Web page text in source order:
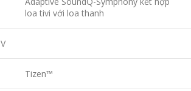
loa tivi với loa thanh
Tizen™